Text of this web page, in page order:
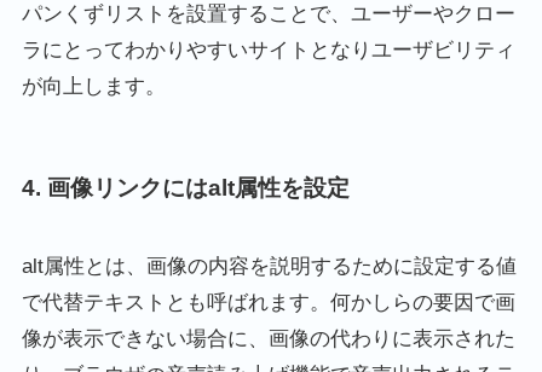
パンくずリストを設置することで、ユーザーやクロー
ラにとってわかりやすいサイトとなりユーザビリティ
が向上します。
4. 画像リンクにはalt属性を設定
alt属性とは、画像の内容を説明するために設定する値
で代替テキストとも呼ばれます。何かしらの要因で画
像が表示できない場合に、画像の代わりに表示された